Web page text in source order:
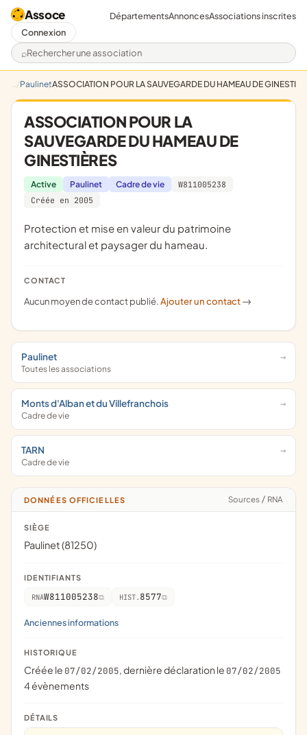
Assoce
Rechercher une association
DépartementsAnnoncesAssociations inscrites
Connexion
PaulinetASSOCIATION POUR LA SAUVEGARDE DU HAMEAU DE
ASSOCIATION POUR LA
SAUVEGARDE DU HAMEAU DE
GINESTIÈRES
Active Paulinet Cadre de vie
W811005238
Créée en 2005
protection et mise en valeur du patrimoine
architectural et paysager du hameau.
CONTACT
Aucun moyen de contact publié.Ajouter un contact ->
Paulinet
Toutes les associations
Monts d'Alban et du Villefranchois
Cadre de vie
TARN
Cadre de vie
DONNÉES OFFICIELLES Sources / RNA
SIÈGE
Paulinet (81250)
IDENTIFIANTS
RNAW811005238 HIST. 8577
Anciennes informations
HISTORIQUE
Créée le 07/02/2005, dernière déclaration le 07/02/2005
4 évènements
DÉTAILS